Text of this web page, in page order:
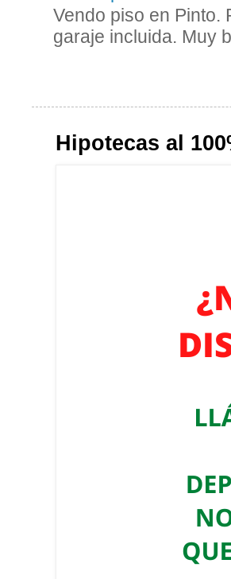
Vendo piso en Pinto.
garaje incluida. Muy
Hipotecas al